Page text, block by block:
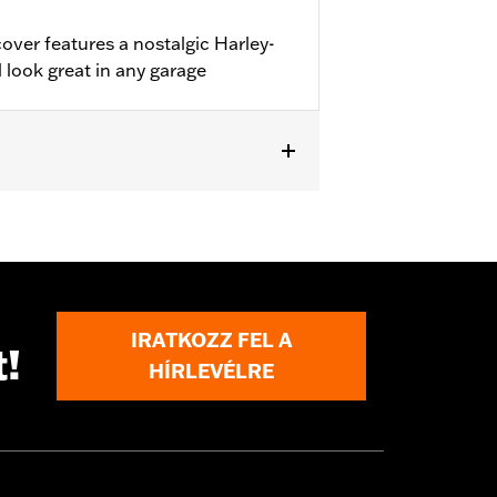
features a nostalgic Harley-
great in any garage
cover while trailering may
IRATKOZZ FEL A
HÍRLEVÉLRE